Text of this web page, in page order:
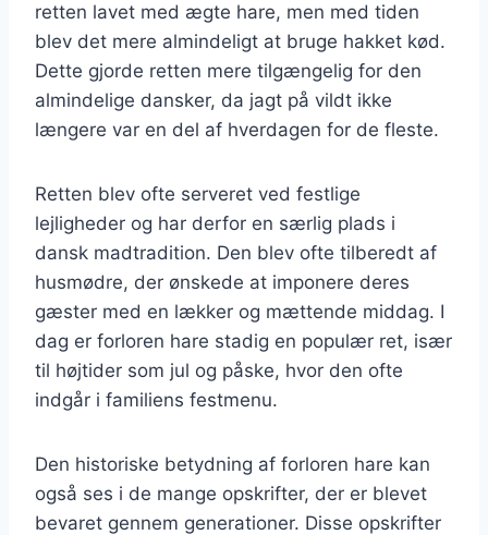
retten lavet med ægte hare, men med tiden
blev det mere almindeligt at bruge hakket kød.
Dette gjorde retten mere tilgængelig for den
almindelige dansker, da jagt på vildt ikke
længere var en del af hverdagen for de fleste.
Retten blev ofte serveret ved festlige
lejligheder og har derfor en særlig plads i
dansk madtradition. Den blev ofte tilberedt af
husmødre, der ønskede at imponere deres
gæster med en lækker og mættende middag. I
dag er forloren hare stadig en populær ret, især
til højtider som jul og påske, hvor den ofte
indgår i familiens festmenu.
Den historiske betydning af forloren hare kan
også ses i de mange opskrifter, der er blevet
bevaret gennem generationer. Disse opskrifter